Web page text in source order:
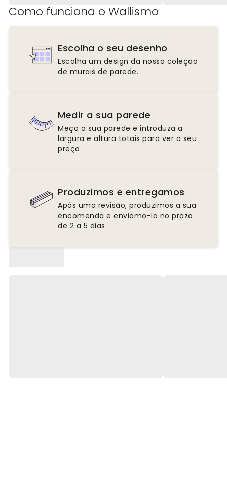
Como funciona o Wallismo
Escolha o seu desenho
Escolha um design da nossa coleção
de murais de parede.
Medir a sua parede
Meça a sua parede e introduza a
largura e altura totais para ver o seu
preço.
Produzimos e entregamos
Após uma revisão, produzimos a sua
encomenda e enviamo-la no prazo
de 2 a 5 dias.